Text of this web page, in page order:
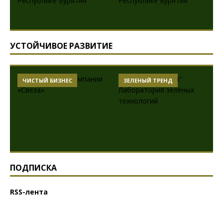
УСТОЙЧИВОЕ РАЗВИТИЕ
ЧИСТЫЙ БИЗНЕС ЗЕЛЕНЫЙ ТРЕНД
ПОДПИСКА
RSS-лента